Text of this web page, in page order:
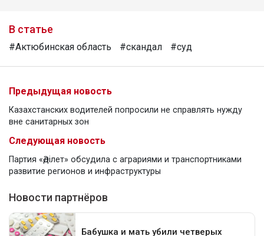
В статье
#Актюбинская область #скандал #суд
Предыдущая новость
Казахстанских водителей попросили не справлять нужду
вне санитарных зон
Следующая новость
Партия «Әділет» обсудила с аграриями и транспортниками
развитие регионов и инфраструктуры